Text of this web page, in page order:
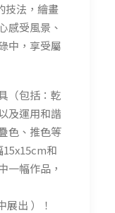
技法，繪畫
感受風景、
中，享受屬
（包括：乾
及運用和諧
色、推色等
和
一幅作品，
展出 ）！